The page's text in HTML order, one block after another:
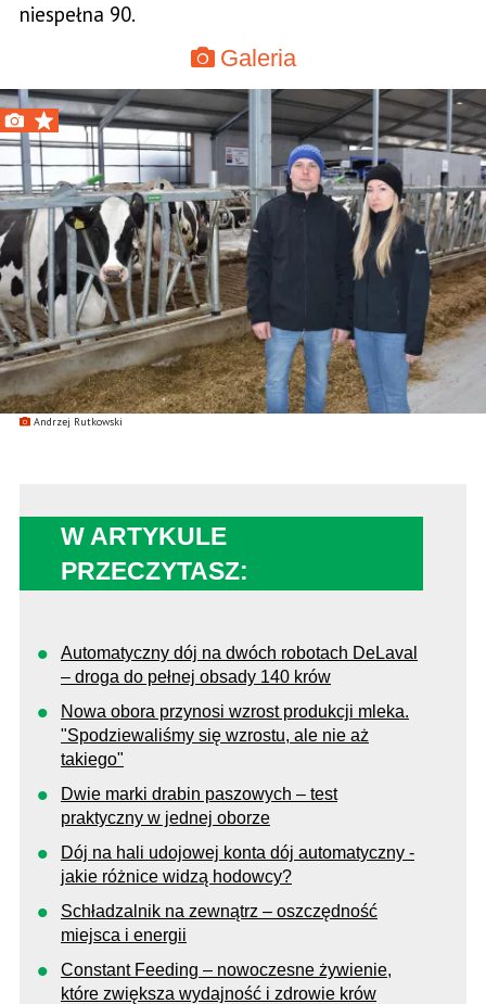
Andrzej Rutkowski
niespełna 90.
Galeria
W ARTYKULE
PRZECZYTASZ:
Automatyczny dój na dwóch robotach DeLaval
– droga do pełnej obsady 140 krów
Nowa obora przynosi wzrost produkcji mleka.
"Spodziewaliśmy się wzrostu, ale nie aż
takiego"
Dwie marki drabin paszowych – test
praktyczny w jednej oborze
Dój na hali udojowej konta dój automatyczny -
jakie różnice widzą hodowcy?
Schładzalnik na zewnątrz – oszczędność
miejsca i energii
Constant Feeding – nowoczesne żywienie,
które zwiększa wydajność i zdrowie krów